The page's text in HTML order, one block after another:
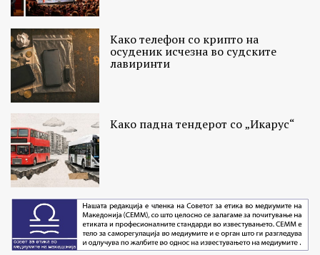
Како телефон со крипто на
осуденик исчезна во судските
лавиринти
Како падна тендерот со „Икарус“